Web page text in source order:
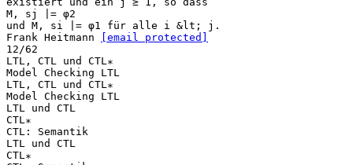
M, sj |= φ2
und M, si |= φ1 für alle i &lt; j.
Frank Heitmann
[email protected]
12/62
LTL, CTL und CTL∗
Model Checking LTL
LTL, CTL und CTL∗
Model Checking LTL
LTL und CTL
CTL∗
CTL: Semantik
LTL und CTL
CTL∗